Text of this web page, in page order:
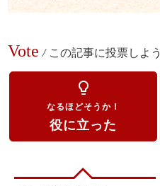
Vote / この記事に投票しよう
lightbulb_outline
なるほどそうか！
役に立った